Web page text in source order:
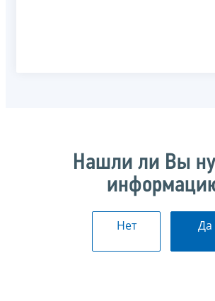
Нашли ли Вы
Нет Да